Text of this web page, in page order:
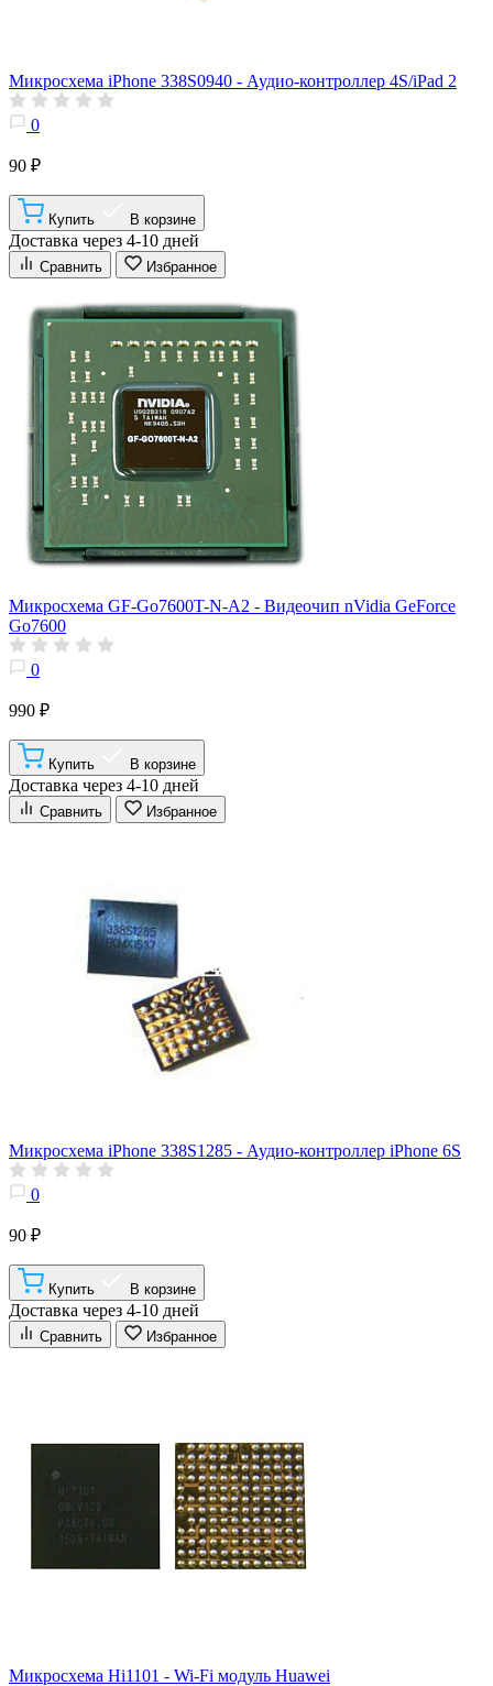
Микросхема iPhone 338S0940 - Аудио-контроллер 4S/iPad 2
0
90 ₽
Купить В корзине
Доставка через 4-10 дней
Сравнить Избранное
Микросхема GF-Go7600T-N-A2 - Видеочип nVidia GeForce
Go7600
0
990 ₽
Купить В корзине
Доставка через 4-10 дней
Сравнить Избранное
Микросхема iPhone 338S1285 - Аудио-контроллер iPhone 6S
0
90 ₽
Купить В корзине
Доставка через 4-10 дней
Сравнить Избранное
Микросхема Hi1101 - Wi-Fi модуль Huawei